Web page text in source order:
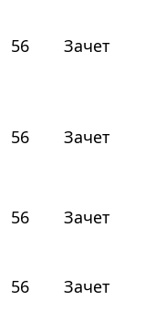
56 Зачет
56 Зачет
56 Зачет
56 Зачет